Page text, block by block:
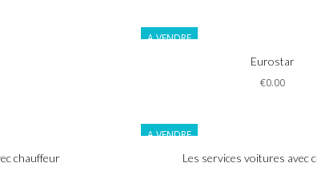
A VENDRE
Informations
Eurostar
€0.00
chauffeur
A VENDRE
Informations
Les services voitures avec